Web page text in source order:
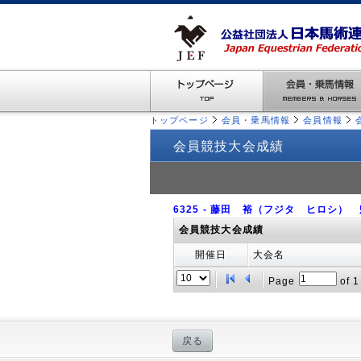
トップページ 会員・乗馬情報 会員情報
会員競技大会成績
6325 - 藤田 裕（フジタ ヒロシ）
会員競技大会成績
開催日 大会名
Page of1
戻る